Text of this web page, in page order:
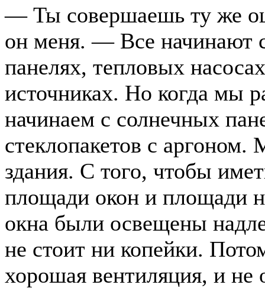
— Ты совершаешь ту же
он меня. — Все начинают
панелях, тепловых
источниках. Но когда мы
начинаем с солнечных
стеклопакетов с
здания. С того, чтобы
площади окон и площади
окна были освещены
не стоит ни копейки.
хорошая вентиляция, и не